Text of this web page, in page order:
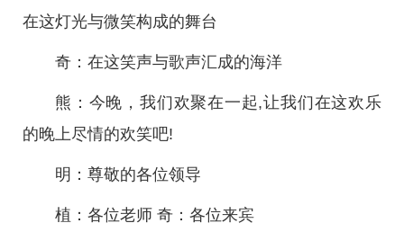
在这灯光与微笑构成的舞台
奇：在这笑声与歌声汇成的海洋
熊：今晚，我们欢聚在一起,让我们在这欢乐
的晚上尽情的欢笑吧!
明：尊敬的各位领导
植：各位老师 奇：各位来宾